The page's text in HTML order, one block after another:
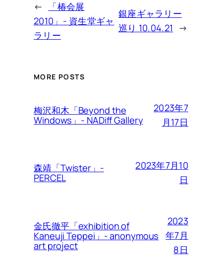
←
「椿会展
2010」- 資生堂ギャ
ラリー
銀座ギャラリー
巡り 10.04.21
→
MORE POSTS
梅沢和木「Beyond the
Windows」- NADiff Gallery
2023年7
月17日
森靖「Twister」-
PERCEL
2023年7月10
日
金氏徹平「exhibition of
Kaneuji Teppei」- anonymous
art project
2023
年7月
8日